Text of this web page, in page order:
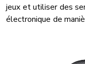
jeux et utiliser des
électronique de